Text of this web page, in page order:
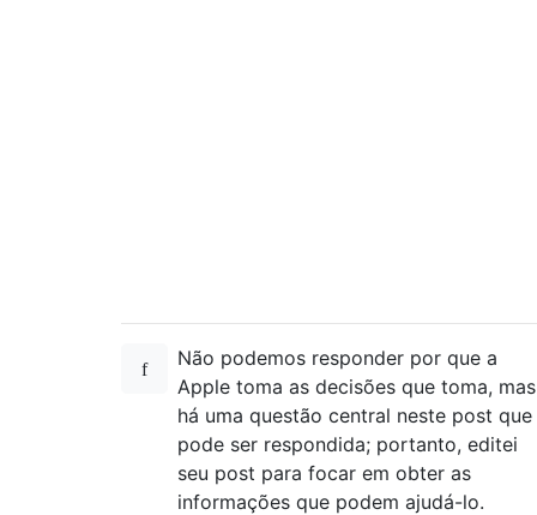
Não podemos responder por que a
Apple toma as decisões que toma, mas
há uma questão central neste post que
pode ser respondida; portanto, editei
seu post para focar em obter as
informações que podem ajudá-lo.